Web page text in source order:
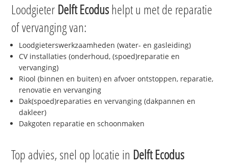
Loodgieter Delft Ecodushelpt u met de reparatie
of vervanging van:
Loodgieterswerkzaamheden (water- en gasleiding)
CV installaties (onderhoud, (spoed)reparatie en
vervanging)
Riool (binnen en buiten) en afvoer ontstoppen, reparatie,
renovatie en vervanging
Dak(spoed)reparaties en vervanging (dakpannen en
dakleer)
Dakgoten reparatie en schoonmaken
Top advies, snel op locatie in Delft Ecodus